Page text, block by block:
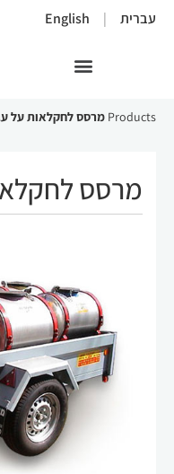
עברית English
Products מרסס לחקלאות על
מרסס
×